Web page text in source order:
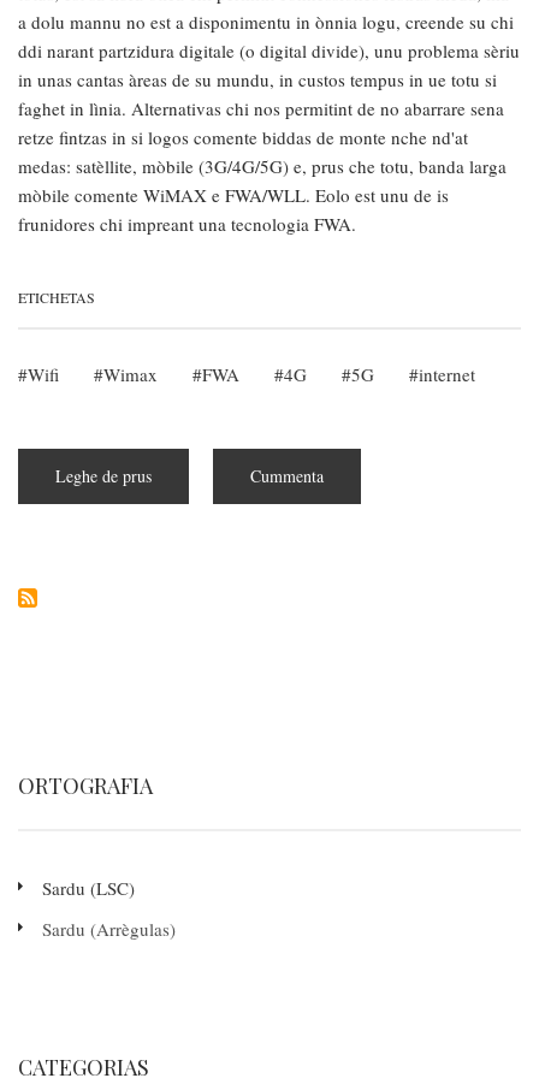
a dolu mannu no est a disponimentu in ònnia logu, creende su chi
ddi narant partzidura digitale (o digital divide), unu problema sèriu
in unas cantas àreas de su mundu, in custos tempus in ue totu si
faghet in lìnia. Alternativas chi nos permitint de no abarrare sena
retze fintzas in si logos comente biddas de monte nche nd'at
medas: satèllite, mòbile (3G/4G/5G) e, prus che totu, banda larga
mòbile comente WiMAX e FWA/WLL. Eolo est unu de is
frunidores chi impreant una tecnologia FWA.
ETICHETAS
Wifi Wimax FWA 4G 5G internet
Leghe de prus
de
Cummenta
ORTOGRAFIA
Sardu (LSC)
Sardu (Arrègulas)
CATEGORIAS